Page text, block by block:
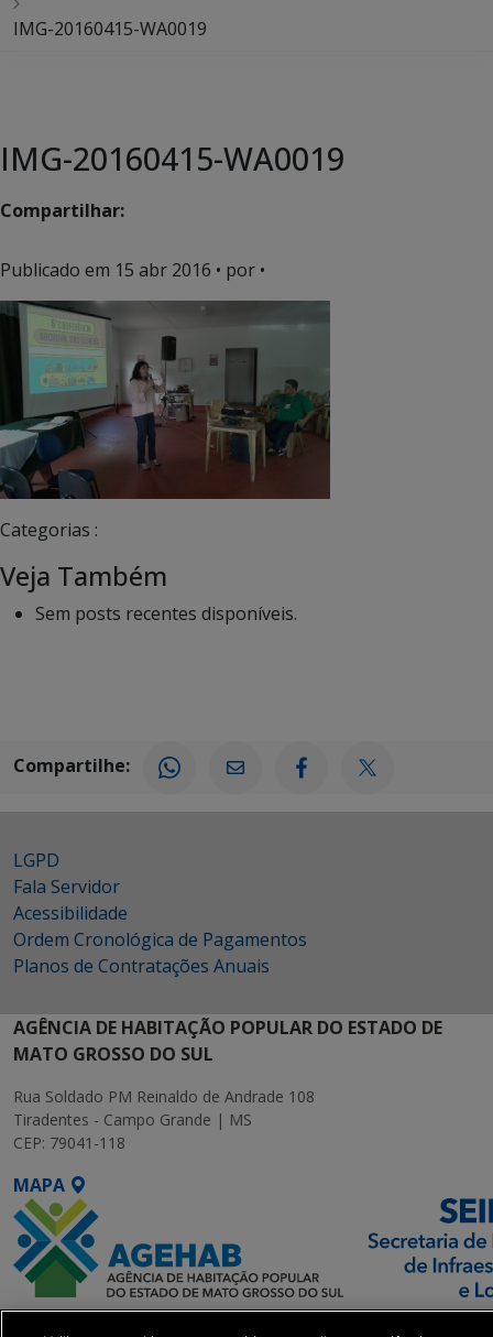
IMG-20160415-WA0019
IMG-20160415-WA0019
Compartilhar:
Publicado em 15 abr 2016 • por •
Categorias :
Veja Também
Sem posts recentes disponíveis.
Compartilhe:
LGPD
Fala Servidor
Acessibilidade
Ordem Cronológica de Pagamentos
Planos de Contratações Anuais
AGÊNCIA DE HABITAÇÃO POPULAR DO ESTADO DE
MATO GROSSO DO SUL
Rua Soldado PM Reinaldo de Andrade 108
Tiradentes - Campo Grande | MS
CEP: 79041-118
MAPA